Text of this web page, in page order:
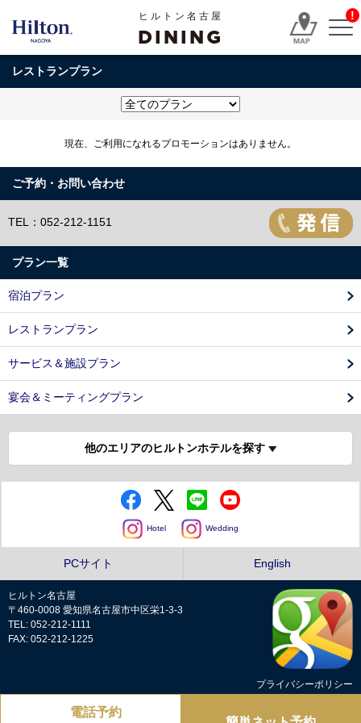
ヒルトン名古屋
DINING
!
レストランプラン
現在、ご利用になれるプロモーションはありません。
ご予約・お問い合わせ
TEL：052-212-1151
プラン一覧
宿泊プラン
レストランプラン
サービス＆施設プラン
宴会＆ミーティングプラン
他のエリアのヒルトンホテルを探す
Hotel Wedding
PCサイト English
ヒルトン名古屋
〒460-0008 愛知県名古屋市中区栄1-3-3
TEL: 052-212-1111
FAX: 052-212-1225
プライバシーポリシー
Copyright © Hilton Nagoya all rights reserved.
電話予約